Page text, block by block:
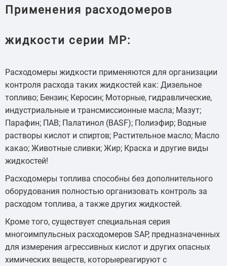
Применения расходомеров
жидкости серии МР:
Расходомеры жидкости применяются для организации
контроля расхода таких жидкостей как: Дизельное
топливо; Бензин; Керосин; Моторные, гидравлические,
индустриальные и трансмисcионные масла; Мазут;
Парафин; ПАВ; Палатинол (BASF); Полиэфир; Водные
растворы кислот и спиртов; Растительное масло; Масло
какао; Животные сливки; Жир; Краска и другие виды
жидкостей!
Расходомеры топлива способны без дополнительного
оборудования полностью организовать контроль за
расходом топлива, а также других жидкостей.
Кроме того, существует специальная серия
многоимпульсных расходомеров SAP, предназначенных
для измерения агрессивных кислот и других опасных
химических веществ, которыереагируют с